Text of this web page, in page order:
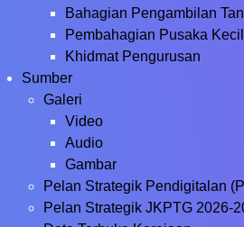
Bahagian Pengambilan
Pembahagian Pusaka Kecil
Khidmat Pengurusan
Sumber
Galeri
Video
Audio
Gambar
Pelan Strategik Pendigitalan
Pelan Strategik JKPTG 2026-